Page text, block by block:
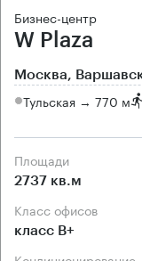
Бизнес-центр
W Plaza
Москва,
Тульская → 770 м
Площади
2737 кв.м
Класс офисов
класс B+